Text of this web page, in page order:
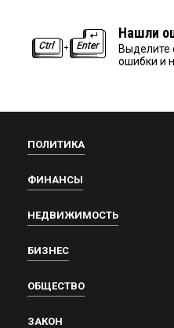
Нашли
Выделите
ошибки и
ПОЛИТИКА
ФИНАНСЫ
НЕДВИЖИМОСТЬ
БИЗНЕС
ОБЩЕСТВО
ЗАКОН